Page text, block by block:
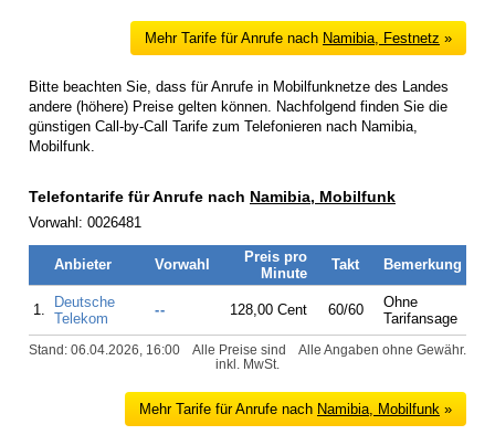
Mehr Tarife für Anrufe nach Namibia, Festnetz »
Bitte beachten Sie, dass für Anrufe in Mobilfunknetze des Landes
andere (höhere) Preise gelten können. Nachfolgend finden Sie die
günstigen Call-by-Call Tarife zum Telefonieren nach Namibia,
Mobilfunk.
Telefontarife für Anrufe nach Namibia, Mobilfunk
Vorwahl: 0026481
Anbieter Vorwahl
Preis pro
Minute
Takt Bemerkung
1.
Deutsche
Telekom
-- 128,00 Cent 60/60
Ohne
Tarifansage
Stand: 06.04.2026, 16:00 Alle Angaben ohne Gewähr.
Alle Preise sind
inkl. MwSt.
Mehr Tarife für Anrufe nach Namibia, Mobilfunk »